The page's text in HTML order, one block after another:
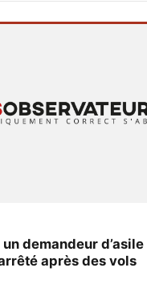
demandeur
après des vols